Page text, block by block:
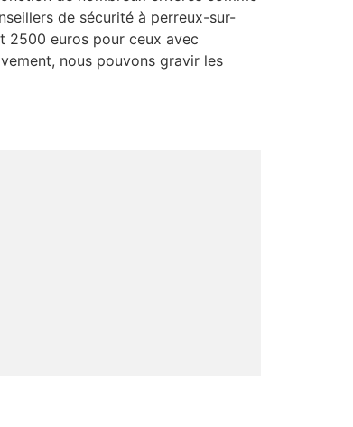
de sécurité à perreux-sur-
2500 euros pour ceux avec
nous pouvons gravir les